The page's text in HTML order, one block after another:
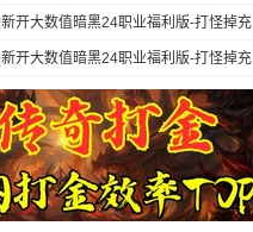
新开大数值暗黑24职业福利版-打怪掉充
新开大数值暗黑24职业福利版-打怪掉充